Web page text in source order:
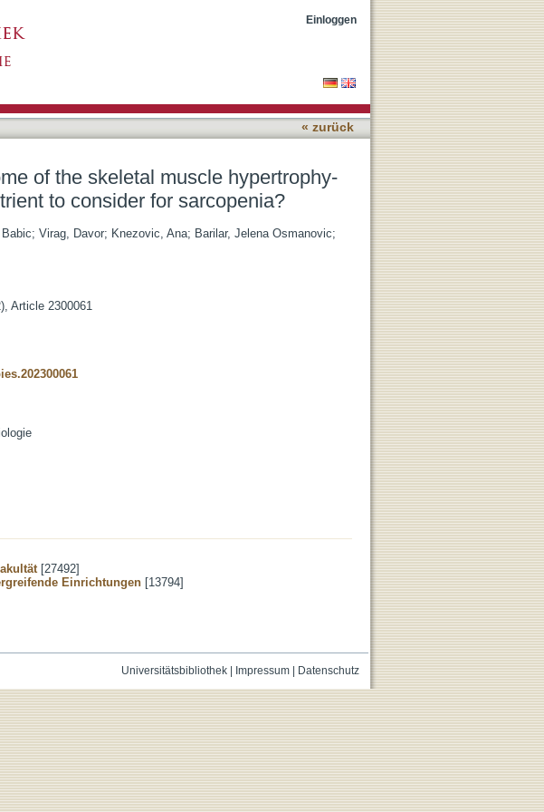
promoting effects of milk-A
Einloggen
« zurück
of the skeletal muscle hypertrophy-
to consider for sarcopenia?
; Virag, Davor; Knezovic, Ana; Barilar, Jelena Osmanovic;
Article 2300061
[27492]
Einrichtungen [13794]
Universitätsbibliothek| Impressum| Datenschutz